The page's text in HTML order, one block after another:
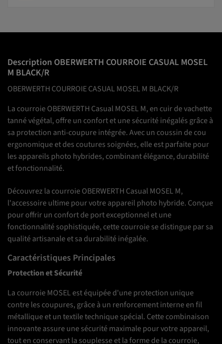
Description OBERWERTH COURROIE CASUAL MOSEL
M BLACK/R
OBERWERTH COURROIE CASUAL MOSEL M BLACK/R
La courroie OBERWERTH Casual MOSEL M, en cuir de vachette
tanné végétal, offre un confort et une sécurité inégalés grâce à
sa protection anti-coupure intégrée. Avec un coussin de cou
ergonomique et des coutures soignées, elle est parfaite pour
les appareils photo hybrides, combinant élégance, durabilité
et fonctionnalité.
Découvrez la courroie OBERWERTH Casual MOSEL M,
l'accessoire ultime pour votre appareil photo hybride. Conçue
pour offrir un confort de port exceptionnel et une
fonctionnalité sophistiquée, cette courroie se distingue par sa
qualité artisanale et sa durabilité inégalée.
Caractéristiques Principales
Protection et Sécurité
La courroie MOSEL est équipée d'une protection unique
contre les coupures, grâce à un renforcement interne en fil
métallique et un textile technique spécial. Cette combinaison
innovante assure une sécurité maximale pour votre appareil,
tout en conservant la souplesse et la forme de la courroie,